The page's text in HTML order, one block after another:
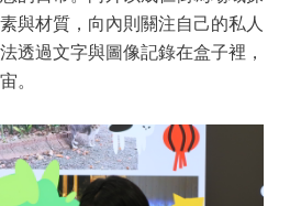
與材質，向內則關注自己的私人
透過文字與圖像記錄在盒子裡，
。